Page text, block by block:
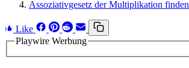
Assoziativgesetz der Multiplikation finden
Like
Playwire Werbung